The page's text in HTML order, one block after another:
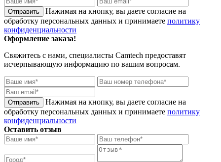
Нажимая на кнопку, вы даете согласие на
обработку персональных данных и принимаете политику
конфиденциальности
Оформление заказа!
Свяжитесь с нами, специалисты Camtech предоставят
исчерпывающую информацию по вашим вопросам.
Нажимая на кнопку, вы даете согласие на
обработку персональных данных и принимаете политику
конфиденциальности
Оставить отзыв